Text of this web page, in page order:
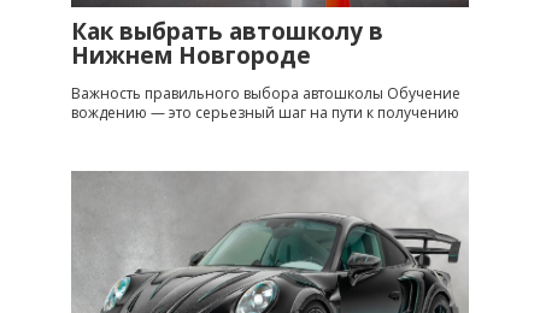
Как выбрать автошколу в
Нижнем Новгороде
Важность правильного выбора автошколы Обучение
вождению — это серьезный шаг на пути к получению